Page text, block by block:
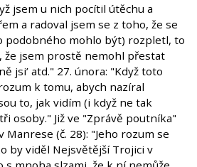
jsem u nich pocítil útěchu a
a radoval jsem se z toho, že se
podobného mohlo být) rozpletl, to
že jsem prostě nemohl přestat
jsi’ atd." 27. února: "Když toto
k tomu, abych nazíral
to, jak vidím (i když ne tak
osoby." Již ve "Zprávě poutníka"
(č. 28): "Jeho rozum se
by viděl Nejsvětější Trojici v